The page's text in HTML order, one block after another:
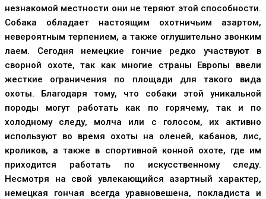
незнакомой местности они не теряют этой способности.
Собака обладает настоящим охотничьим азартом,
невероятным терпением, а также оглушительно звонким
лаем. Сегодня немецкие гончие редко участвуют в
сворной охоте, так как многие страны Европы ввели
жесткие ограничения по площади для такого вида
охоты. Благодаря тому, что собаки этой уникальной
породы могут работать как по горячему, так и по
холодному следу, молча или с голосом, их активно
используют во время охоты на оленей, кабанов, лис,
кроликов, а также в спортивной конной охоте, где им
приходится работать по искусственному следу.
Несмотря на свой увлекающийся азартный характер,
немецкая гончая всегда уравновешена, покладиста и